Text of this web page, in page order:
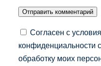
Согласен с
конфиденциальности
обработку моих